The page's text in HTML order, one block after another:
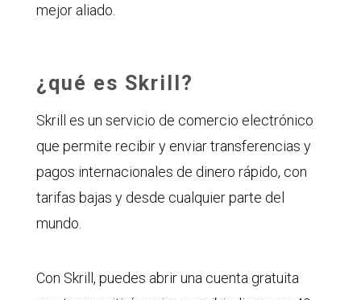
mejor aliado.
¿qué es Skrill?
Skrill es un servicio de comercio electrónico
que permite recibir y enviar transferencias y
pagos internacionales de dinero rápido, con
tarifas bajas y desde cualquier parte del
mundo.
Con Skrill, puedes abrir una cuenta gratuita